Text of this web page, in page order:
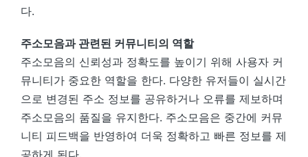
다.
주소모음과 관련된 커뮤니티의 역할
주소모음의 신뢰성과 정확도를 높이기 위해 사용자 커
뮤니티가 중요한 역할을 한다. 다양한 유저들이 실시간
으로 변경된 주소 정보를 공유하거나 오류를 제보하며
주소모음의 품질을 유지한다. 주소모음은 중간에 커뮤
니티 피드백을 반영하여 더욱 정확하고 빠른 정보를 제
공하게 된다.